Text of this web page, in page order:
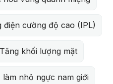
điện cường độ cao (IPL)
Tăng khối lượng mặt
làm nhỏ ngực nam giới